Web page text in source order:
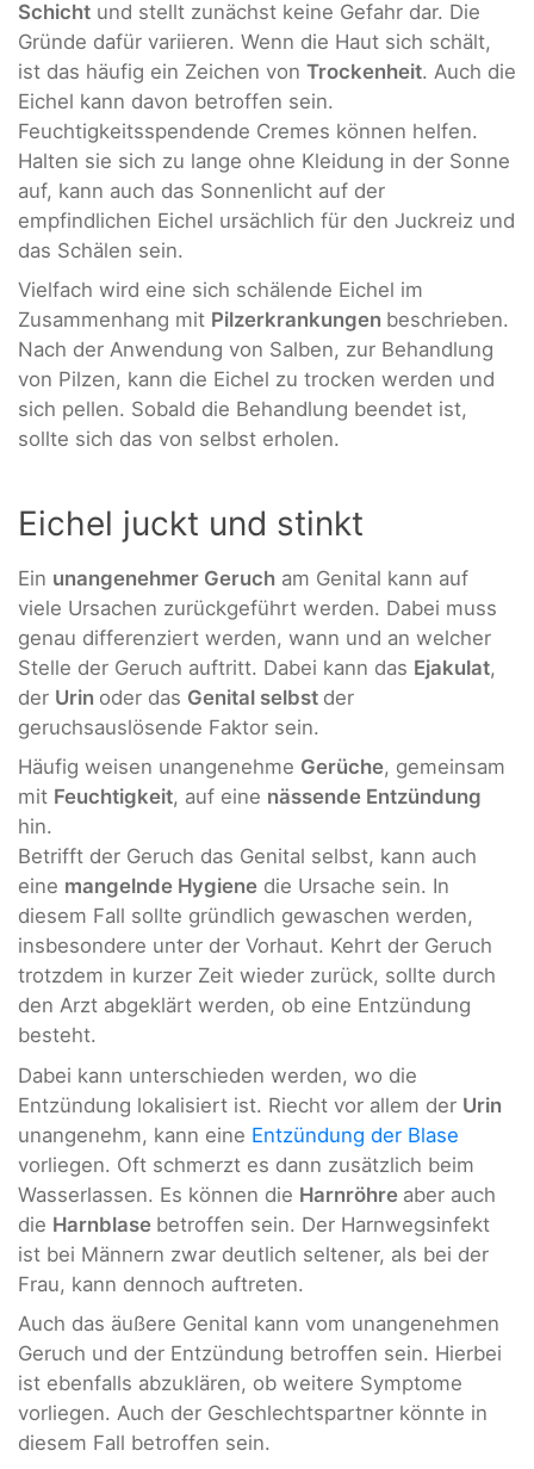
Schicht und stellt zunächst keine Gefahr dar. Die
Gründe dafür variieren. Wenn die Haut sich schält,
ist das häufig ein Zeichen von Trockenheit. Auch die
Eichel kann davon betroffen sein.
Feuchtigkeitsspendende Cremes können helfen.
Halten sie sich zu lange ohne Kleidung in der Sonne
auf, kann auch das Sonnenlicht auf der
empfindlichen Eichel ursächlich für den Juckreiz und
das Schälen sein.
Vielfach wird eine sich schälende Eichel im
Zusammenhang mit Pilzerkrankungen beschrieben.
Nach der Anwendung von Salben, zur Behandlung
von Pilzen, kann die Eichel zu trocken werden und
sich pellen. Sobald die Behandlung beendet ist,
sollte sich das von selbst erholen.
Eichel juckt und stinkt
Ein unangenehmer Geruch am Genital kann auf
viele Ursachen zurückgeführt werden. Dabei muss
genau differenziert werden, wann und an welcher
Stelle der Geruch auftritt. Dabei kann das Ejakulat,
der Urin oder das Genital selbst der
geruchsauslösende Faktor sein.
Häufig weisen unangenehme Gerüche, gemeinsam
mit Feuchtigkeit, auf eine nässende Entzündung
hin.
Betrifft der Geruch das Genital selbst, kann auch
eine mangelnde Hygiene die Ursache sein. In
diesem Fall sollte gründlich gewaschen werden,
insbesondere unter der Vorhaut. Kehrt der Geruch
trotzdem in kurzer Zeit wieder zurück, sollte durch
den Arzt abgeklärt werden, ob eine Entzündung
besteht.
Dabei kann unterschieden werden, wo die
Entzündung lokalisiert ist. Riecht vor allem der Urin
unangenehm, kann eine Entzündung der Blase
vorliegen. Oft schmerzt es dann zusätzlich beim
Wasserlassen. Es können die Harnröhre aber auch
die Harnblase betroffen sein. Der Harnwegsinfekt
ist bei Männern zwar deutlich seltener, als bei der
Frau, kann dennoch auftreten.
Auch das äußere Genital kann vom unangenehmen
Geruch und der Entzündung betroffen sein. Hierbei
ist ebenfalls abzuklären, ob weitere Symptome
vorliegen. Auch der Geschlechtspartner könnte in
diesem Fall betroffen sein.